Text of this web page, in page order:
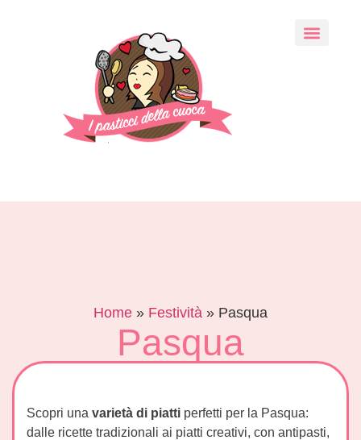
Home » Festività » Pasqua
Pasqua
Scopri una varietà di piatti perfetti per la Pasqua:
dalle ricette tradizionali ai piatti creativi, con antipasti,